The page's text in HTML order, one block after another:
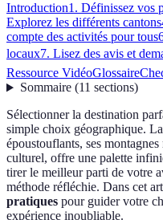
Introduction1. Définissez vos
Explorez les différents cantons
compte des activités pour tous
locaux7. Lisez des avis et
Ressource VidéoGlossaire
Sommaire(11 sections)
Sélectionner la destination
simple choix géographique. La
époustouflants, ses
culturel, offre une palette
tirer le meilleur parti de votre
méthode réfléchie. Dans cet
pratiques pour guider votre
expérience inoubliable.